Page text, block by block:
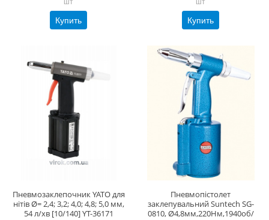
Купить Купить
Пневмозаклепочник YATO для
нітів Ø= 2,4; 3,2; 4,0; 4,8; 5,0 мм,
54 л/хв [10/140] YT-36171
Пневмопістолет
заклепувальний Suntech SG-
0810, Ø4,8мм,220Нм,1940об/